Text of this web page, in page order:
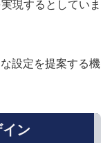
現するとしていま
設定を提案する機
ン